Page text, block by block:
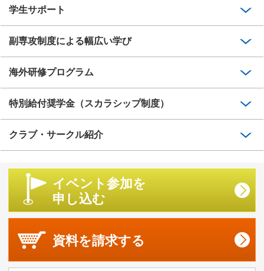
学生サポート
副専攻制度による幅広い学び
海外研修プログラム
特別給付奨学金（スカラシップ制度）
クラブ・サークル紹介
イベント参加を
申し込む
資料を請求する